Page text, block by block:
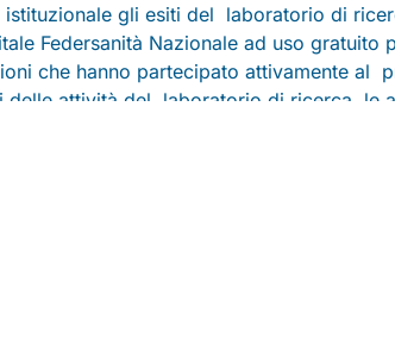
istituzionale gli esiti del laboratorio di
Federsanità Nazionale ad uso
che hanno partecipato attivamente al
delle attività del laboratorio di ricerca, le